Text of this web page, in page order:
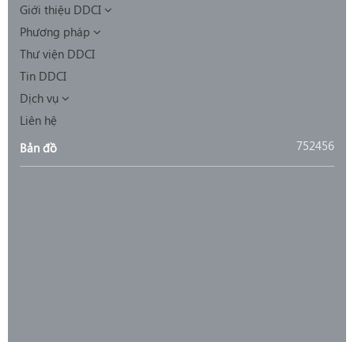
Giới thiệu DDCI
Phương pháp
Thư viện DDCI
Tin DDCI
Dịch vụ
Liên hệ
Bản đồ
752456